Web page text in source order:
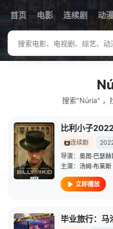
首页 电影 连续剧 动
搜索"Núria" ，
比利小子
连续剧
导演： 奥图·巴瑟
主演： 汤姆·布莱斯
立即播放
毕业旅行：马